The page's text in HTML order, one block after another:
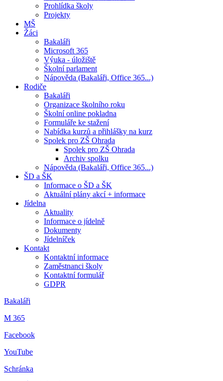
Prohlídka školy
Projekty
MŠ
Žáci
Bakaláři
Microsoft 365
Výuka - úložiště
Školní parlament
Nápověda (Bakaláři, Office 365...)
Rodiče
Bakaláři
Organizace školního roku
Školní online pokladna
Formuláře ke stažení
Nabídka kurzů a přihlášky na kurz
Spolek pro ZŠ Ohrada
Spolek pro ZŠ Ohrada
Archiv spolku
Nápověda (Bakaláři, Office 365...)
ŠD a ŠK
Informace o ŠD a ŠK
Aktuální plány akcí + informace
Jídelna
Aktuality
Informace o jídelně
Dokumenty
Jídelníček
Kontakt
Kontaktní informace
Zaměstnanci školy
Kontaktní formulář
GDPR
Bakaláři
M 365
Facebook
YouTube
Schránka